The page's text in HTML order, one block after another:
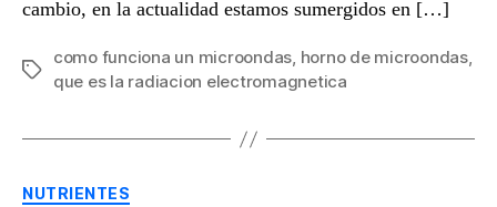
cambio, en la actualidad estamos sumergidos en […]
Etiquetas
como funciona un microondas, horno de microondas,
que es la radiacion electromagnetica
NUTRIENTES